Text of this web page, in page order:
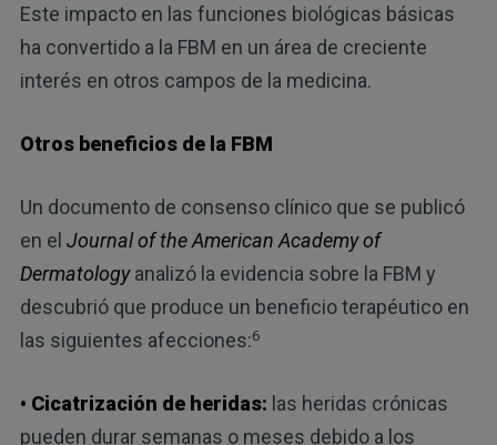
Este impacto en las funciones biológicas básicas
ha convertido a la FBM en un área de creciente
interés en otros campos de la medicina.
Otros beneficios de la FBM
Un documento de consenso clínico que se publicó
en el Journal of the American Academy of
Dermatologyanalizó la evidencia sobre la FBM y
descubrió que produce un beneficio terapéutico en
las siguientes afecciones:6
• Cicatrización de heridas: las heridas crónicas
pueden durar semanas o meses debido a los